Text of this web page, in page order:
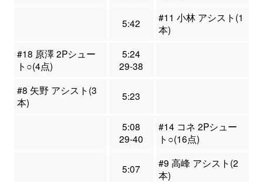
5:42
#11 小林 アシスト(1
本)
#18 原澤 2Pシュー
ト○(4点)
5:24
29-38
#8 矢野 アシスト(3
本)
5:23
5:08
29-40
#14 コネ 2Pシュー
ト○(16点)
5:07
#9 高峰 アシスト(2
本)